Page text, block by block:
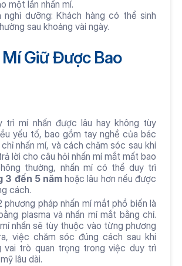
một lần nhấn mí.
nghỉ dưỡng: Khách hàng có thể sinh
sau khoảng vài ngày.
Mí Giữ Được Bao
trì mí nhấn được lâu hay không tùy
yếu tố, bao gồm tay nghề của bác
nhấn mí, và cách chăm sóc sau khi
lời cho câu hỏi nhấn mí mắt mất bao
thường, nhấn mí có thể duy trì
3 đến 5 năm hoặc lâu hơn nếu được
cách.
phương pháp nhấn mí mắt phổ biến là
plasma và nhấn mí mắt bằng chỉ.
nhấn sẽ tùy thuộc vào từng phương
việc chăm sóc đúng cách sau khi
vai trò quan trọng trong việc duy trì
lâu dài.